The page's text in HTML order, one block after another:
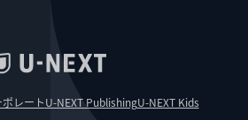
ポレートU-NEXT PublishingU-NEXT Kids